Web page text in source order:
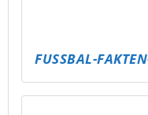
RENNENTURNIER